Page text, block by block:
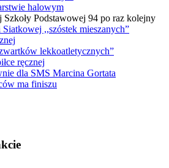
halowym
Podstawowej 94 po raz kolejny
,,szóstek mieszanych”
lekkoatletycznych”
ręcznej
dla SMS Marcina Gortata
ma finiszu